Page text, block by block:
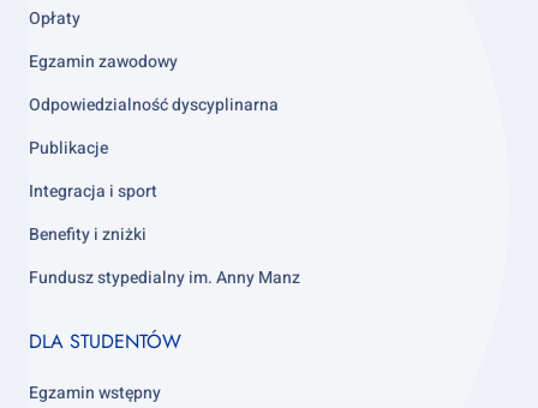
Opłaty
Egzamin zawodowy
Odpowiedzialność dyscyplinarna
Publikacje
Integracja i sport
Benefity i zniżki
Fundusz stypedialny im. Anny Manz
Footer
4
DLA STUDENTÓW
Egzamin wstępny